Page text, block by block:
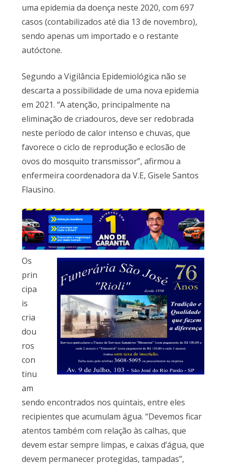
uma epidemia da doença neste 2020, com 697
casos (contabilizados até dia 13 de novembro),
sendo apenas um importado e o restante
autóctone.
Segundo a Vigilância Epidemiológica não se
descarta a possibilidade de uma nova epidemia
em 2021. “A atenção, principalmente na
eliminação de criadouros, deve ser redobrada
neste período de calor intenso e chuvas, que
favorece o ciclo de reprodução e eclosão de
ovos do mosquito transmissor”, afirmou a
enfermeira coordenadora da V.E, Gisele Santos
Flausino.
Os
prin
cipa
is
cria
dou
ros
con
tinu
am
sendo encontrados nos quintais, entre eles
recipientes que acumulam água. “Devemos ficar
atentos também com relação às calhas, que
devem estar sempre limpas, e caixas d’água, que
devem permanecer protegidas, tampadas”,